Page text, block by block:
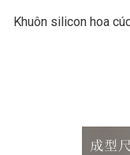
Khuôn silicon hoa